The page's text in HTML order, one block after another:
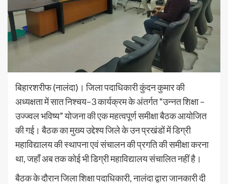
बिहारशरीफ (नालंदा)। जिला पदाधिकारी कुंदन कुमार की
अध्यक्षता में सात निश्चय–3 कार्यक्रम के अंतर्गत “उन्नत शिक्षा –
उज्ज्वल भविष्य” योजना की एक महत्वपूर्ण समीक्षा बैठक आयोजित
की गई। बैठक का मुख्य उद्देश्य जिले के उन प्रखंडों में डिग्री
महाविद्यालय की स्थापना एवं संचालन की प्रगति की समीक्षा करना
था, जहाँ अब तक कोई भी डिग्री महाविद्यालय संचालित नहीं है।
बैठक के दौरान जिला शिक्षा पदाधिकारी, नालंदा द्वारा जानकारी दी